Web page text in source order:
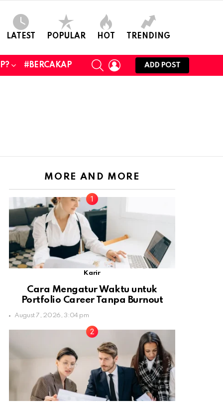
LATEST POPULAR HOT TRENDING
#BERCAKAP
SEARCHLOGIN
ADD POST
MORE AND MORE
Karir
Cara Mengatur Waktu untuk
Portfolio Career Tanpa Burnout
August 7, 2026, 3:04 pm